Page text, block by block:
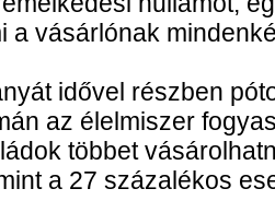
a vásárlónak
idővel részben
az élelmiszer
többet
a 27 százalékos